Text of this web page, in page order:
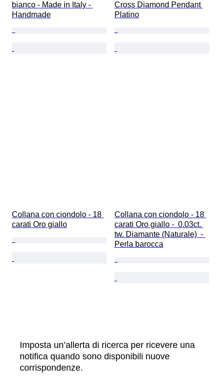
bianco - Made in Italy -
Handmade
Cross Diamond Pendant
Platino
Collana con ciondolo - 18
carati Oro giallo
Collana con ciondolo - 18
carati Oro giallo -  0.03ct.
tw. Diamante (Naturale)  -
Perla barocca
Imposta un’allerta di ricerca per ricevere una
notifica quando sono disponibili nuove
corrispondenze.